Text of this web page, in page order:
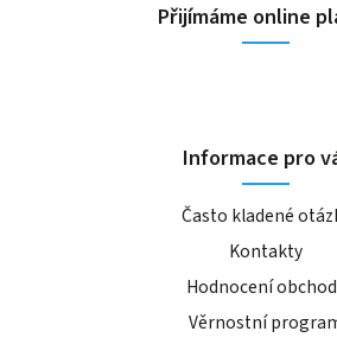
Přijímáme online
Informace pro
Často kladené
Kontakty
Hodnocení
Věrnostní